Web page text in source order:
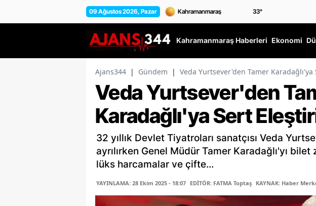
09 Ağustos 2026, Pazar 33°
Kahramanmaraş Haberleri Ekonomi
Ajans344 | Gündem | Veda Yurtsever'den Tamer
Veda Yurtsever'den
Karadağlı'ya Sert
32 yıllık Devlet Tiyatroları sanatçısı Veda
ayrılırken Genel Müdür Tamer Karadağlı'yı bilet
lüks harcamalar ve çifte...
YAYINLAMA: 28 Ekim 2025 - 18:07 EDİTÖR: FATMA Toptaş KAYNAK: Haber